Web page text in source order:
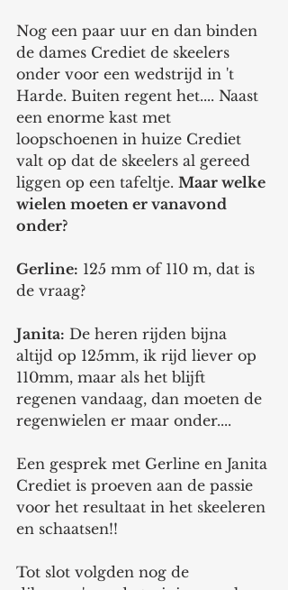
Nog een paar uur en dan binden
de dames Crediet de skeelers
onder voor een wedstrijd in 't
Harde. Buiten regent het.... Naast
een enorme kast met
loopschoenen in huize Crediet
valt op dat de skeelers al gereed
liggen op een tafeltje. Maar welke
wielen moeten er vanavond
onder?
Gerline: 125 mm of 110 m, dat is
de vraag?
Janita: De heren rijden bijna
altijd op 125mm, ik rijd liever op
110mm, maar als het blijft
regenen vandaag, dan moeten de
regenwielen er maar onder....
Een gesprek met Gerline en Janita
Crediet is proeven aan de passie
voor het resultaat in het skeeleren
en schaatsen!!
Tot slot volgden nog de